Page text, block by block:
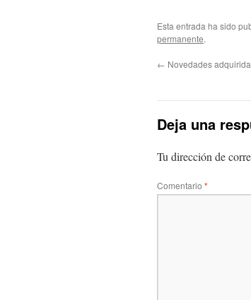
Esta entrada ha sido
permanente.
← Novedades
Deja una
Tu dirección de
Comentario *